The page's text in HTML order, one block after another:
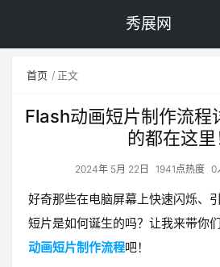
秀展网
首页 正文
Flash动画短片制作流程
的都在这里
2024年 5月 22日 1941点热度 0
好奇那些在电脑屏幕上快速闪烁、
短片是如何诞生的吗？让我来带你
动画短片制作流程吧！